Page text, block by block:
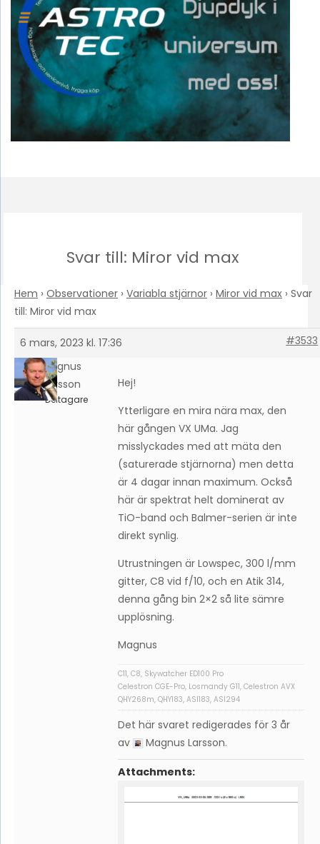
Svar till: Miror vid max
Hem › Observationer › Variabla stjärnor › Miror vid max › Svar
till: Miror vid max
6 mars, 2023 kl. 17:36
#3533
Magnus
Larsson
Deltagare
Hej!
Ytterligare en mira nära max, den
här gången VX UMa. Jag
misslyckades med att mäta den
(saturerade stjärnorna) men detta
är 4 dagar innan maximum. Också
här är spektrat helt dominerat av
TiO-band och Balmer-serien är inte
direkt synlig.
Utrustningen är Lowspec, 300 l/mm
gitter, C8 vid f/10, och en Atik 314,
denna gång bin 2×2 så lite sämre
upplösning.
Magnus
C11, C8, Skywatcher ED100 Pro
Celestron CGE-Pro, Losmandy G11, Celestron AVX
QHY268m, QHY183, ASI183, ASI294
Det här svaret redigerades för 3 år
av
Magnus Larsson.
Attachments: